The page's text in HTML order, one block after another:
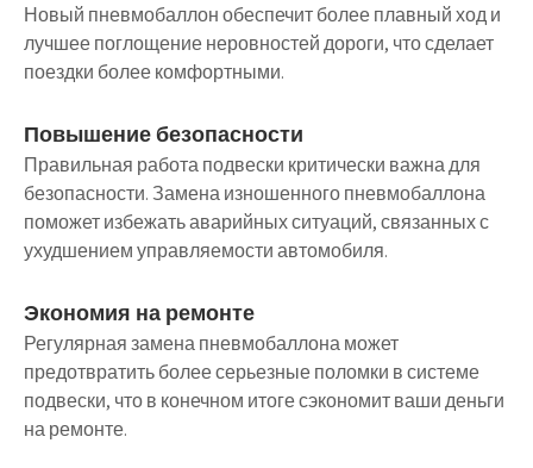
Новый пневмобаллон обеспечит более плавный ход и
лучшее поглощение неровностей дороги, что сделает
поездки более комфортными.
Повышение безопасности
Правильная работа подвески критически важна для
безопасности. Замена изношенного пневмобаллона
поможет избежать аварийных ситуаций, связанных с
ухудшением управляемости автомобиля.
Экономия на ремонте
Регулярная замена пневмобаллона может
предотвратить более серьезные поломки в системе
подвески, что в конечном итоге сэкономит ваши деньги
на ремонте.